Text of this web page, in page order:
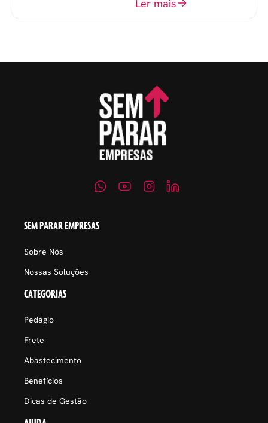
Ler mais
SEM PARAR EMPRESAS
Sobre Nós
Nossas Soluções
CATEGORIAS
Pedágio
Frete
Abastecimento
Benefícios
Dicas de Gestão